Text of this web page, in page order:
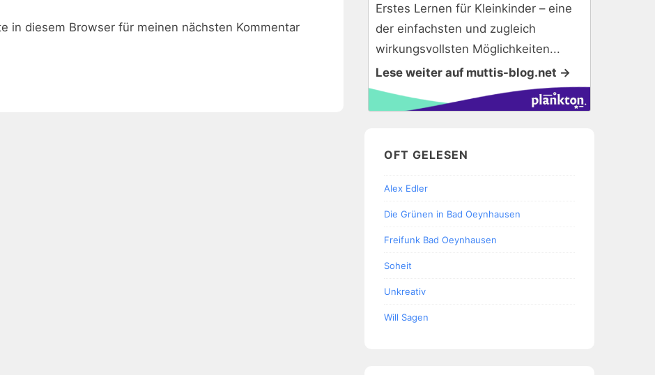
in diesem Browser für meinen nächsten Kommentar
Erstes Lernen für Kleinkinder – eine
der einfachsten und zugleich
wirkungsvollsten Möglichkeiten...
Lese weiter auf muttis-blog.net →
OFT GELESEN
Alex Edler
Die Grünen in Bad Oeynhausen
Freifunk Bad Oeynhausen
Soheit
Unkreativ
Will Sagen